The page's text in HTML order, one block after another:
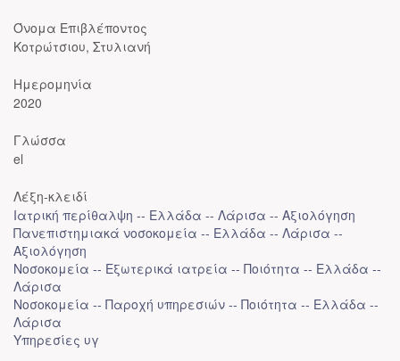
Όνομα Επιβλέποντος
Κοτρώτσιου, Στυλιανή
Ημερομηνία
2020
Γλώσσα
el
Λέξη-κλειδί
Ιατρική περίθαλψη -- Ελλάδα -- Λάρισα -- Αξιολόγηση
Πανεπιστημιακά νοσοκομεία -- Ελλάδα -- Λάρισα --
Αξιολόγηση
Νοσοκομεία -- Εξωτερικά ιατρεία -- Ποιότητα -- Ελλάδα --
Λάρισα
Νοσοκομεία -- Παροχή υπηρεσιών -- Ποιότητα -- Ελλάδα --
Λάρισα
Υπηρεσίες υγ